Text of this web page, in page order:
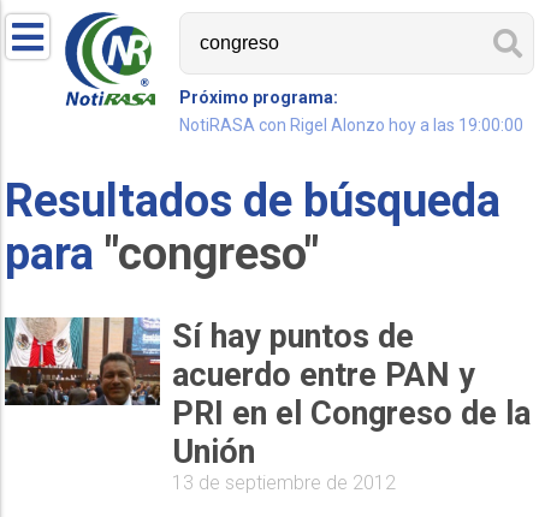
Próximo programa:
NotiRASA con Rigel Alonzo hoy a las 19:00:00
Resultados de búsqueda
para "congreso"
Sí hay puntos de
acuerdo entre PAN y
PRI en el Congreso de la
Unión
13 de septiembre de 2012